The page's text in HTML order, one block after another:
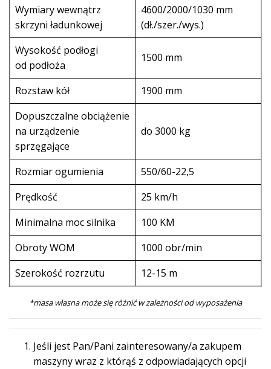
Wymiary wewnątrz
skrzyni ładunkowej
4600/2000/1030 mm
(dł./szer./wys.)
Wysokość podłogi
od podłoża
1500 mm
Rozstaw kół
1900 mm
Dopuszczalne obciążenie
na urządzenie
sprzęgające
do 3000 kg
Rozmiar ogumienia
550/60-22,5
Prędkość
25 km/h
Minimalna moc silnika
100 KM
Obroty WOM
1000 obr/min
Szerokość rozrzutu
12-15 m
*masa własna może się różnić w zależności od wyposażenia
Jeśli jest Pan/Pani zainteresowany/a zakupem
maszyny wraz z którąś z odpowiadających opcji